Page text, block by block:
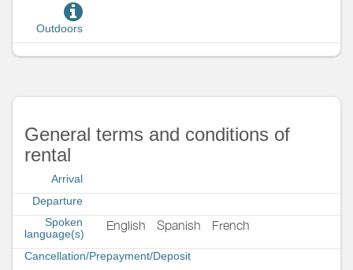
Outdoors
General terms and conditions of
rental
Arrival
Departure
Spoken
language(s)
English Spanish French
Cancellation/Prepayment/Deposit